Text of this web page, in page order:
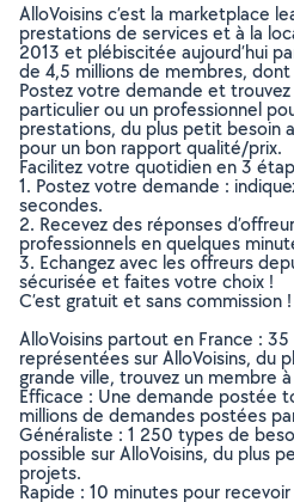
AlloVoisins c’est la marketplace
prestations de services et à la
2013 et plébiscitée aujourd’hui
de 4,5 millions de membres,
Postez votre demande et
particulier ou un professionnel
prestations, du plus petit besoin
pour un bon rapport qualité/prix.
Facilitez votre quotidien en 3
1. Postez votre demande :
secondes.
2. Recevez des réponses
professionnels en quelques
3. Echangez avec les offreurs
sécurisée et faites votre choix !
C’est gratuit et sans commission !
AlloVoisins partout en France :
représentées sur AlloVoisins, du
grande ville, trouvez un membre
Efficace : Une demande postée
millions de demandes postées
Généraliste : 1 250 types de
possible sur AlloVoisins, du plus
projets.
Rapide : 10 minutes pour